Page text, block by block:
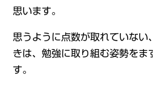
思います。
思うように点数が取れていない
きは、勉強に取り組む姿勢をま
す。